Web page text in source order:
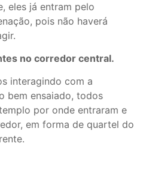
eles já entram pelo
pois não haverá
no corredor central.
interagindo com a
bem ensaiado, todos
por onde entraram e
em forma de quartel do